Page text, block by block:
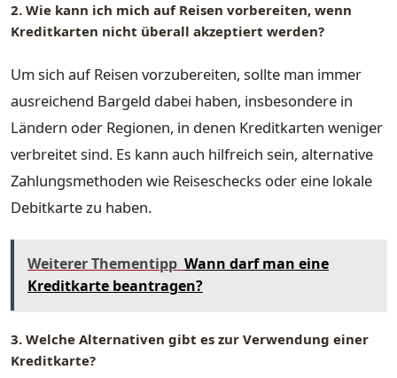
2. Wie kann ich mich auf Reisen vorbereiten, wenn
Kreditkarten nicht überall akzeptiert werden?
Um sich auf Reisen vorzubereiten, sollte man immer
ausreichend Bargeld dabei haben, insbesondere in
Ländern oder Regionen, in denen Kreditkarten weniger
verbreitet sind. Es kann auch hilfreich sein, alternative
Zahlungsmethoden wie Reiseschecks oder eine lokale
Debitkarte zu haben.
Weiterer Thementipp Wann darf man eine
Kreditkarte beantragen?
3. Welche Alternativen gibt es zur Verwendung einer
Kreditkarte?